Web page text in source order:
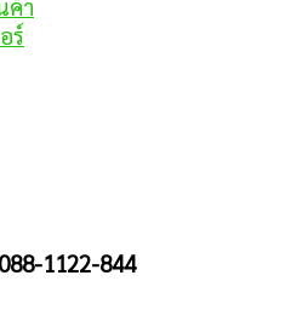
ค้า
ร์
1122-844